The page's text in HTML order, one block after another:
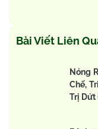
Bài Viết Liên
Nóng
Chế,
Trị